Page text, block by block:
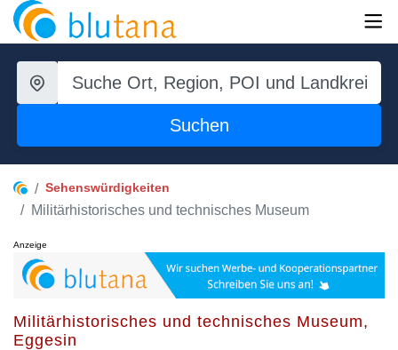
Suchen
Sehenswürdigkeiten
Militärhistorisches und technisches Museum
Anzeige
Militärhistorisches und technisches Museum,
Eggesin